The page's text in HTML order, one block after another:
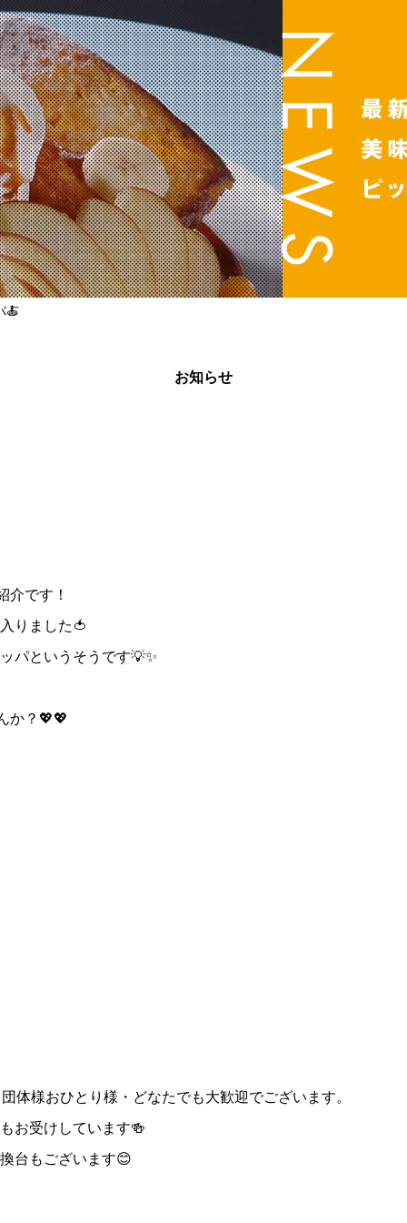
🍝
お知らせ
介です！
りました🍅
パというそうです💡✨
か？💖💖
体様おひとり様・どなたでも大歓迎でございます。
お受けしています🍻
台もございます😊